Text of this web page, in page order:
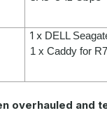
1 x DELL
1 xCaddy for
overhauled and